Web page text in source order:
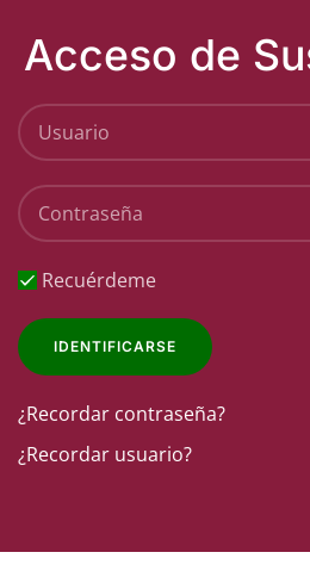
Acceso de
Recuérdeme
IDENTIFICARSE
¿Recordar contraseña?
¿Recordar usuario?